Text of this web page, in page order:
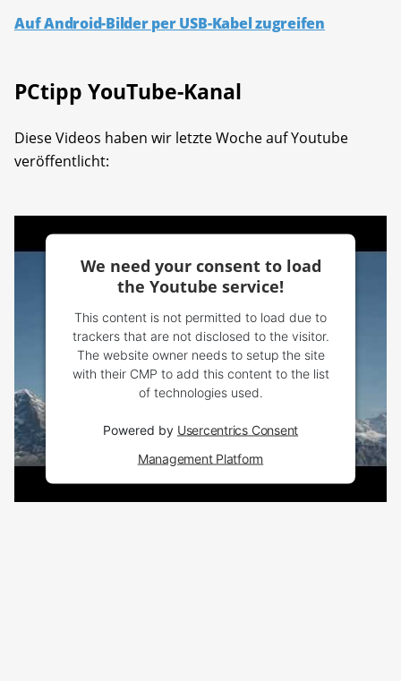
Auf Android-Bilder per USB-Kabel zugreifen
PCtipp YouTube-Kanal
Diese Videos haben wir letzte Woche auf Youtube
veröffentlicht:
We need your consent to load
the Youtube service!
This content is not permitted to load due to
trackers that are not disclosed to the visitor.
The website owner needs to setup the site
with their CMP to add this content to the list
of technologies used.
Powered by Usercentrics Consent
Management Platform